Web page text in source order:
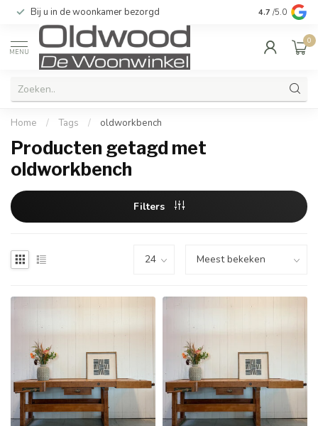
Bij u in de woonkamer bezorgd Kwaliteit &
4.7 /5.0
MENU
0
Home / Tags / oldworkbench
Producten getagd met
oldworkbench
Filters